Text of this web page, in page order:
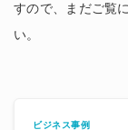
すので、まだご覧
い。
ビジネス事例